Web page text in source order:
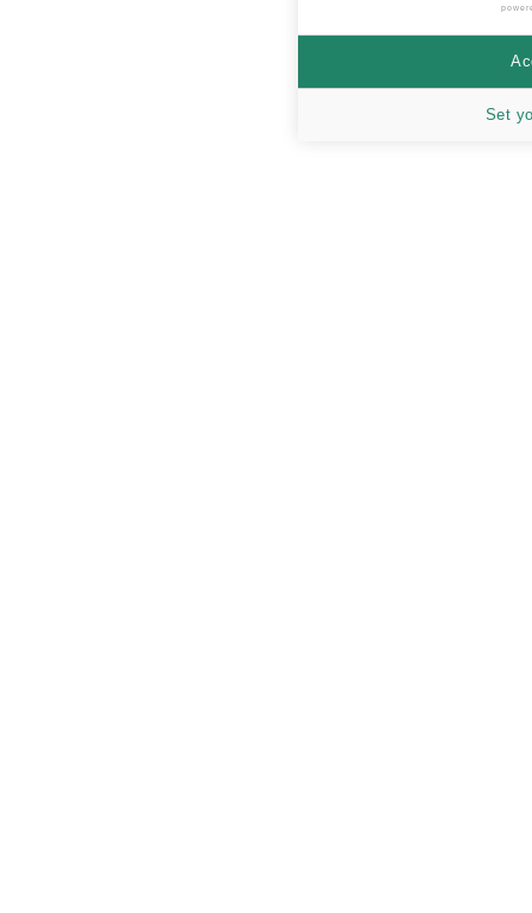
Set